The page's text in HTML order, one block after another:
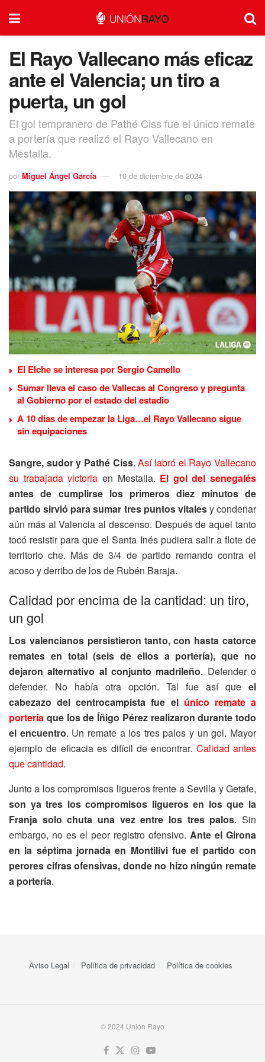
El Rayo Vallecano más eficaz
ante el Valencia; un tiro a
puerta, un gol
El gol tempranero de Pathé Ciss fue el único remate
a portería que realizó el Rayo Vallecano en
Mestalla.
por Miguel Ángel García 10 de diciembre de 2024
El Elche se interesa por Sergio Camello
Sumar lleva el caso de Vallecas al Congreso y pregunta
al Gobierno por el estado del estadio
A 10 días de empezar la Liga…el Rayo Vallecano sigue
sin equipaciones
Sangre, sudor y Pathé Ciss.Así labró el Rayo Vallecano
su trabajada victoria en Mestalla. El gol del senegalés
antes de cumplirse los primeros diez minutos de
partido sirvió para sumar tres puntos vitalesy condenar
aún más al Valencia al descenso. Después de aquel tanto
tocó resistir para que el Santa Inés pudiera salir a flote de
territorio che. Más de 3/4 de partido remando contra el
acoso y derribo de los de Rubén Baraja.
Calidad por encima de la cantidad: un tiro,
un gol
Los valencianos persistieron tanto, con hasta catorce
remates en total (seis de ellos a portería), que no
dejaron alternativo al conjunto madrileño. Defender o
defender. No había otra opción. Tal fue así que el
cabezazo del centrocampista fue el único remate a
portería que los de Íñigo Pérez realizaron durante todo
el encuentro. Un remate a los tres palos y un gol. Mayor
ejemplo de eficacia es difícil de encontrar. Calidad antes
que cantidad.
Junto a los compromisos ligueros frente a Sevilla y Getafe,
son ya tres los compromisos ligueros en los que la
Franja solo chuta una vez entre los tres palos. Sin
embargo, no es el peor registro ofensivo. Ante el Girona
en la séptima jornada en Montilivi fue el partido con
perores cifras ofensivas, donde no hizo ningún remate
a portería.
Aviso Legal Política de privacidad Política de cookies
© 2024 Unión Rayo